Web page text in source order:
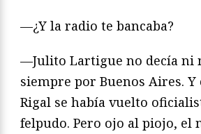
—¿Y la radio te bancaba?
—Julito Lartigue no decía ni
siempre por Buenos Aires.
Rigal se había vuelto
felpudo. Pero ojo al piojo, el